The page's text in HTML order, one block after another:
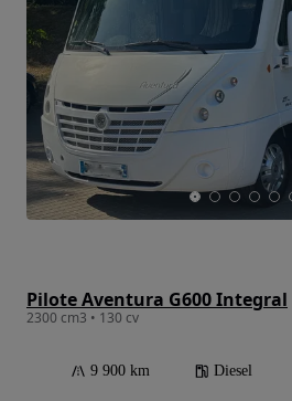
Pilote Aventura G600 Integral
2300 cm3 • 130 cv
9 900 km Diesel